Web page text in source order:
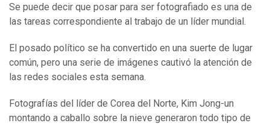
Se puede decir que posar para ser fotografiado es una de
las tareas correspondiente al trabajo de un líder mundial.
El posado político se ha convertido en una suerte de lugar
común, pero una serie de imágenes cautivó la atención de
las redes sociales esta semana.
Fotografías del líder de Corea del Norte, Kim Jong-un
montando a caballo sobre la nieve generaron todo tipo de